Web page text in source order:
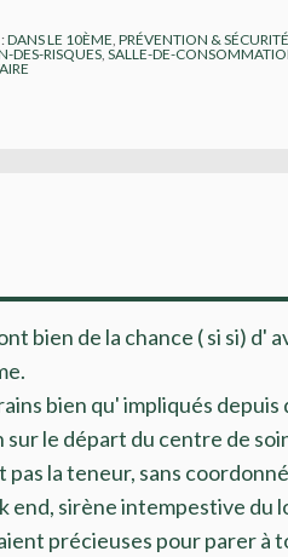
:DANS LE 10ÈME,PRÉVENTION &
DES-RISQUES, SALLE-DE-
bien de la chance ( si si) d'
bien qu' impliqués depuis
le départ du centre de
la teneur, sans
end, sirène intempestive du
précieuses pour parer à